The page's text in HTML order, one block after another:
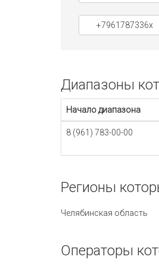
+7961787336x
Диапазоны
Начало диапазона
8 (961) 783-00-00
Регионы
Челябинская область
Операторы